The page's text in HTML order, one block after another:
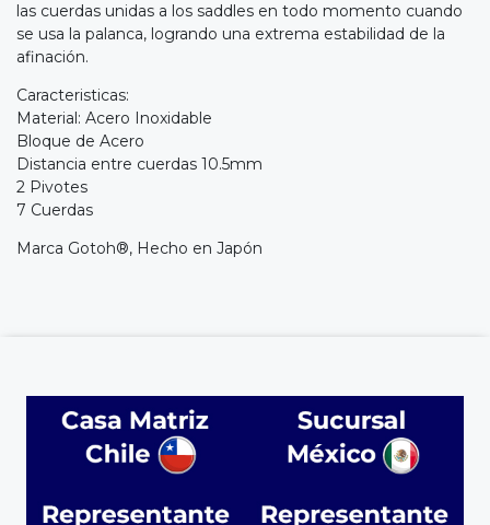
las cuerdas unidas a los saddles en todo momento cuando
se usa la palanca, logrando una extrema estabilidad de la
afinación.
Caracteristicas:
Material: Acero Inoxidable
Bloque de Acero
Distancia entre cuerdas 10.5mm
2 Pivotes
7 Cuerdas
Marca Gotoh®, Hecho en Japón